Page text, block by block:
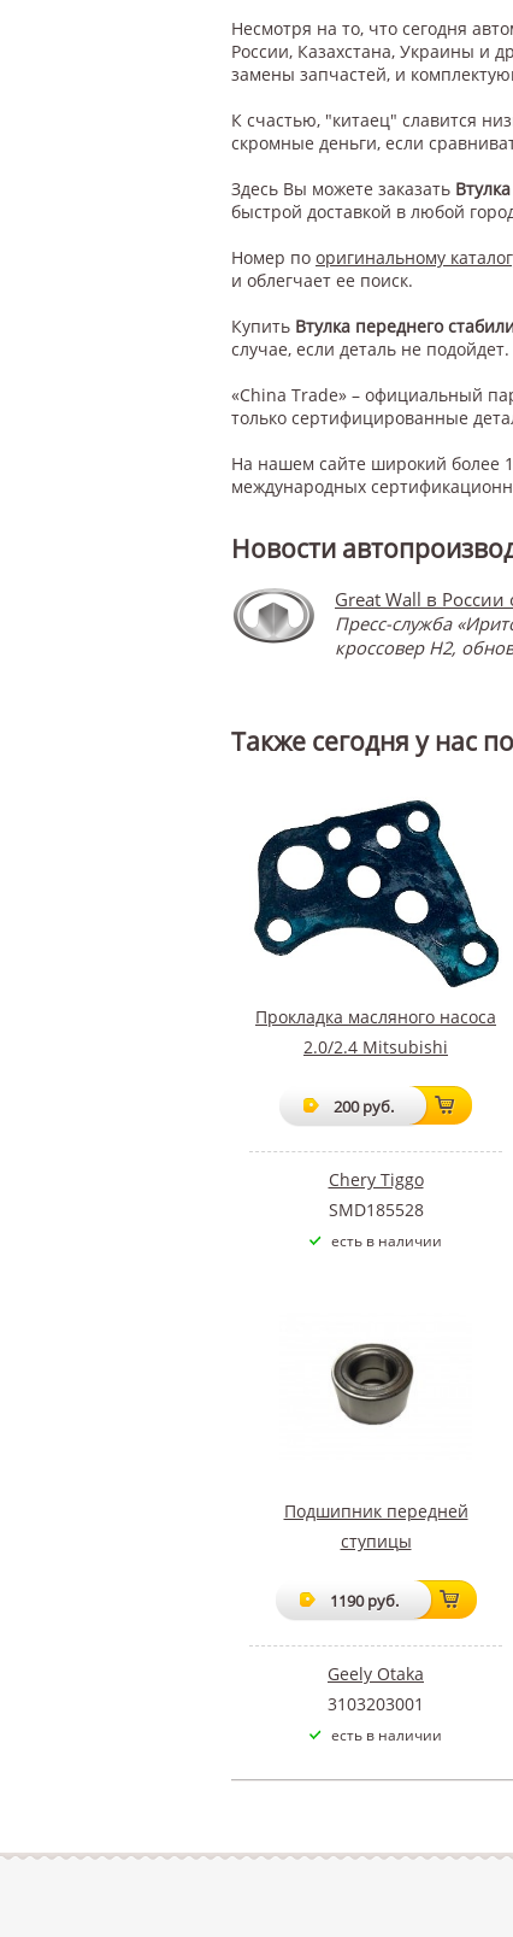
Несмотря на то, что сегодня
России, Казахстана, Украины и
замены запчастей, и
К счастью, "китаец" славится
скромные деньги, если
Здесь Вы можете заказать
быстрой доставкой в любой
Номер по оригинальному
и облегчает ее поиск.
Купить Втулка переднего
случае, если деталь не подойдет.
«China Trade» – официальный
только сертифицированные
На нашем сайте широкий более
международных
Новости
Great Wall в
Пресс-служба
кроссовер H2,
Также сегодня у нас
Прокладка масляного насоса
2.0/2.4 Mitsubishi
200 руб.
Chery Tiggo
SMD185528
есть в наличии
Подшипник передней
ступицы
1190 руб.
Geely Otaka
3103203001
есть в наличии